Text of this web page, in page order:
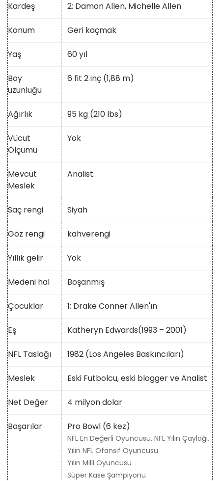
Kardeş 2; Damon Allen, Michelle Allen
Konum Geri kaçmak
Yaş 60 yıl
Boy
uzunluğu
6 fit 2 inç (1,88 m)
Ağırlık 95 kg (210 lbs)
Vücut
Ölçümü
Yok
Mevcut
Meslek
Analist
Saç rengi Siyah
Göz rengi kahverengi
Yıllık gelir Yok
Medeni hal Boşanmış
Çocuklar 1; Drake Conner Allen'ın
Eş Katheryn Edwards(1993 – 2001)
NFL Taslağı 1982 (Los Angeles Baskıncıları)
Meslek Eski Futbolcu, eski blogger ve Analist
Net Değer 4 milyon dolar
Başarılar Pro Bowl (6 kez)
NFL En Değerli Oyuncusu, NFL Yılın Çaylağı,
Yılın NFL Ofansif Oyuncusu
Yılın Milli Oyuncusu
Süper Kase Şampiyonu